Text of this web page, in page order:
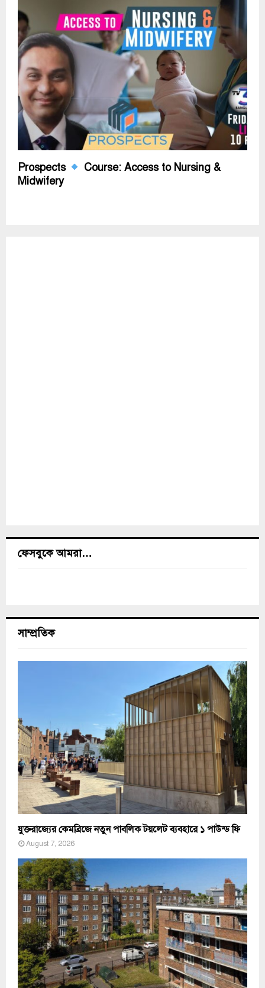
Prospects
Course: Access to Nursing &
Midwifery
ফেসবুকে আমরা…
সাম্প্রতিক
যুক্তরাজ্যের কেমব্রিজে নতুন পাবলিক টয়লেট ব্যবহারে ১ পাউন্ড ফি
August 7, 2026